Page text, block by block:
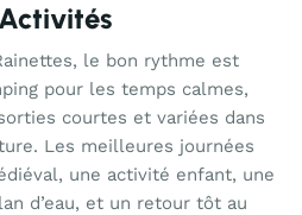
le bon rythme est
pour les temps calmes,
courtes et variées dans
Les meilleures journées
une activité enfant, une
d’eau, et un retour tôt au